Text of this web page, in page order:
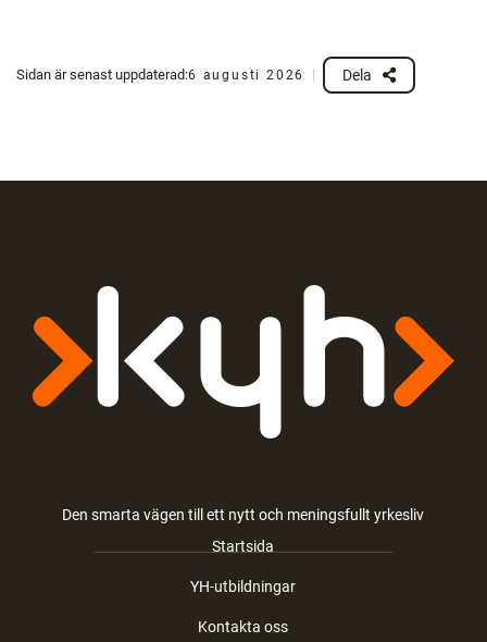
Sidan är senast uppdaterad:6 augusti 2026 Dela
Den smarta vägen till ett nytt och meningsfullt yrkesliv
Startsida
YH-utbildningar
Kontakta oss